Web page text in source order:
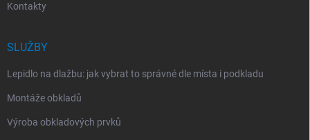
Kontakty
SLUŽBY
Lepidlo na dlažbu: jak vybrat to správné dle místa i podkladu
Montáže obkladů
Výroba obkladových prvků